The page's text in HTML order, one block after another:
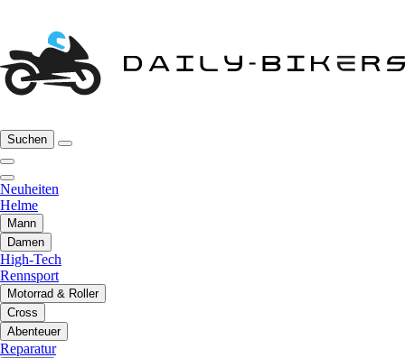
Suchen
Neuheiten
Helme
Mann
Damen
High-Tech
Rennsport
Motorrad & Roller
Cross
Abenteuer
Reparatur